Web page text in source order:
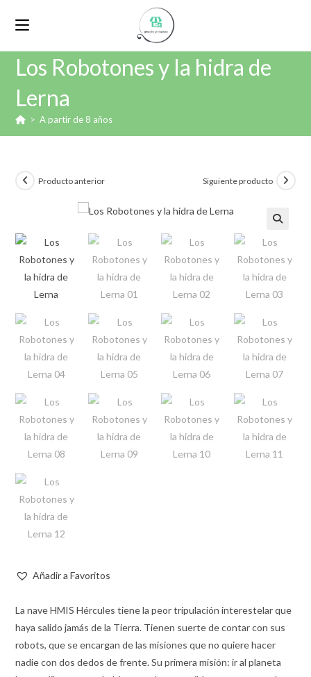
Los Robotones y la hidra de
Lerna
> A partir de 8 años
Producto anterior Siguiente producto
🔍
Añadir a Favoritos
La nave HMIS Hércules tiene la peor tripulación interestelar que
haya salido jamás de la Tierra. Tienen suerte de contar con sus
robots, que se encargan de las misiones que no quiere hacer
nadie con dos dedos de frente. Su primera misión: ir al planeta